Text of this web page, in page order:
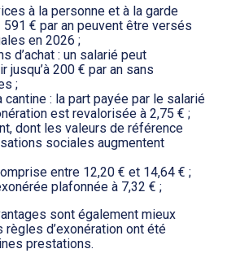
à la personne et à la garde
591 € par an peuvent être versés
en 2026 ;
d’achat : un salarié peut
jusqu’à 200 € par an sans
;
cantine : la part payée par le salarié
est revalorisée à 2,75 € ;
dont les valeurs de référence
sociales augmentent
entre 12,20 € et 14,64 € ;
plafonnée à 7,32 € ;
sont également mieux
d’exonération ont été
prestations.